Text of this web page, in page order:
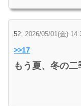
52: 2026/05/01(金)
>>17
もう夏、冬の二